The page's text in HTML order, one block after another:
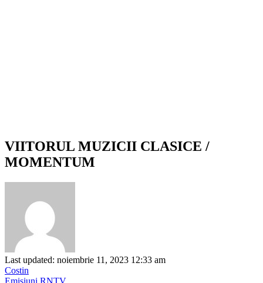
VIITORUL MUZICII CLASICE /
MOMENTUM
Last updated: noiembrie 11, 2023 12:33 am
Costin
Emisiuni RNTV